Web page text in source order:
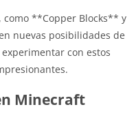
como **Copper Blocks** y
nuevas posibilidades de
con estos
Minecraft